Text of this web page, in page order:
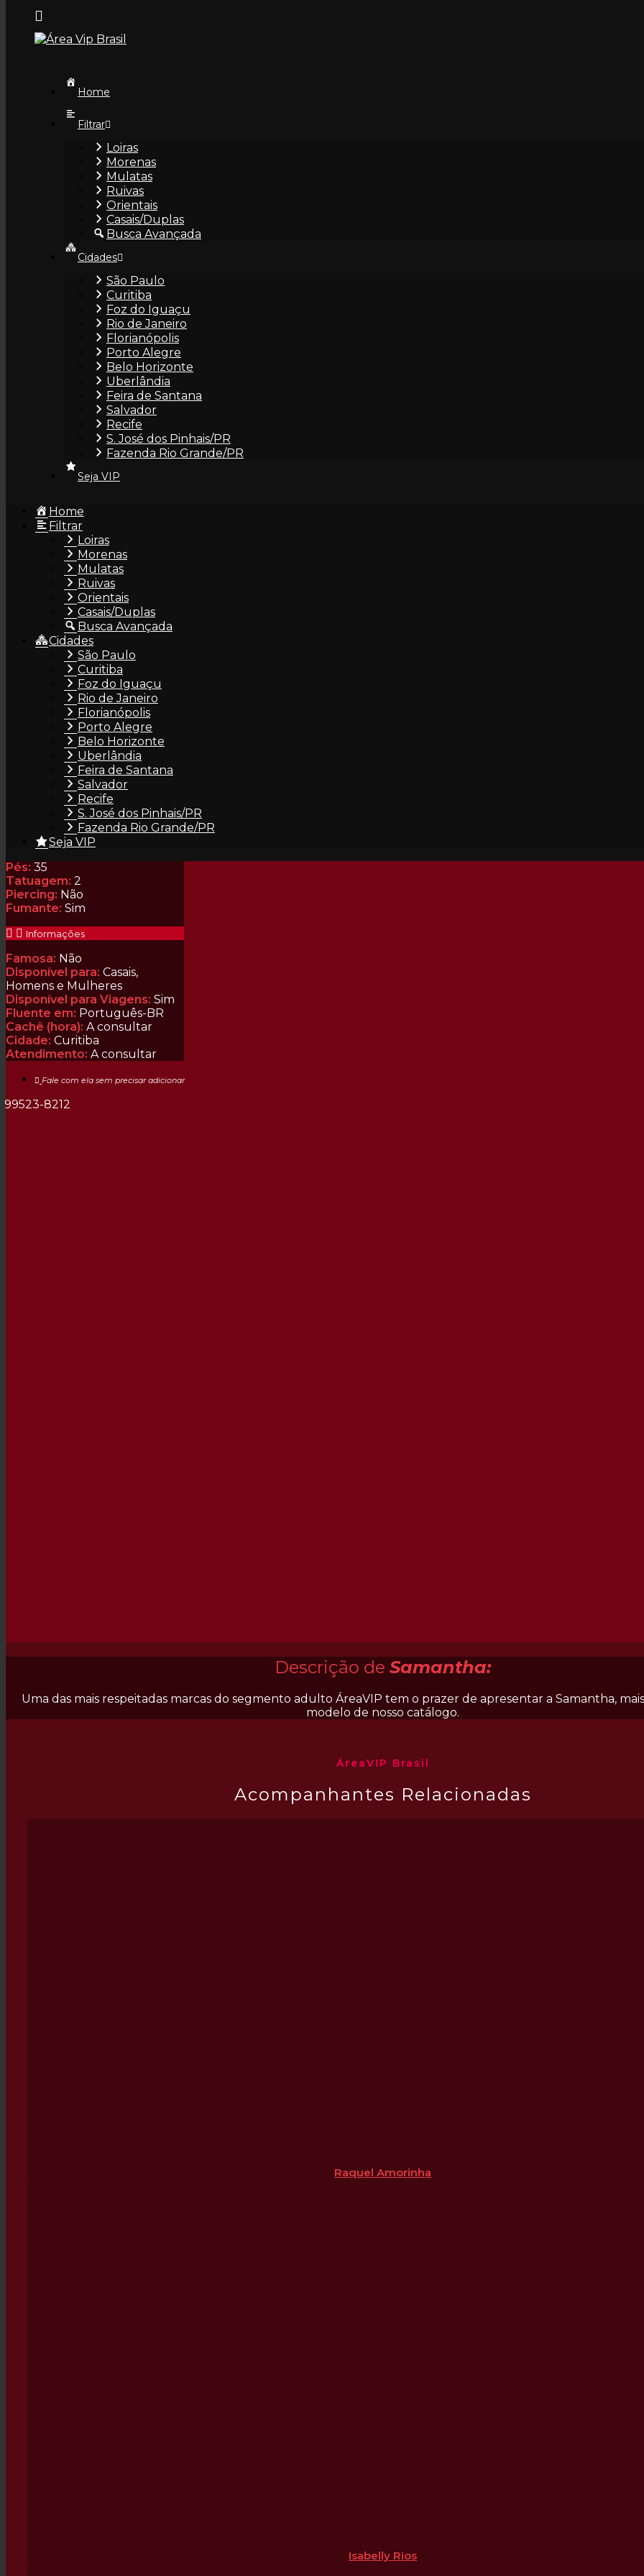
Skip to content
Home
Filtrar
Loiras
Morenas
Mulatas
Ruivas
Orientais
Casais/Duplas
Busca Avançada
Cidades
São Paulo
Curitiba
Foz do Iguaçu
Rio de Janeiro
Florianópolis
Porto Alegre
Belo Horizonte
Uberlândia
Feira de Santana
Salvador
Recife
S. José dos Pinhais/PR
Fazenda Rio Grande/PR
Seja VIP
Home
Filtrar
Loiras
Morenas
Mulatas
Ruivas
Orientais
Casais/Duplas
Busca Avançada
Cidades
São Paulo
Curitiba
Foz do Iguaçu
Rio de Janeiro
Florianópolis
Porto Alegre
Belo Horizonte
Uberlândia
Feira de Santana
Salvador
Recife
S. José dos Pinhais/PR
Fazenda Rio Grande/PR
Seja VIP
Samantha
25 anos • Curitiba
41 99523-8212
Fale com ela sem
precisar adicionar
Samantha
25 anos • Curitiba
Previous
Mulata
25 anos
1,57m
Cor dos Olhos:Pretos
Manequim:36
59kg
Seios:Médios
Pés: 35
Tatuagem: 2
Piercing: Não
Fumante: Sim
Informações
Famosa: Não
Disponível para: Casais,
Homens e Mulheres
Disponível para Viagens: Sim
Fluente em: Português-BR
Cachê (hora): A consultar
Cidade: Curitiba
Atendimento: A consultar
Fale com ela sem precisar adicionar
99523-8212
Next
Descrição deSamantha:
Uma das mais respeitadas marcas do segmento adulto ÁreaVIP tem o prazer de apresentar a Samantha,
modelo de nosso catálogo.
ÁreaVIP Brasil
Acompanhantes Relacionadas
Raquel Amorinha
Isabelly Rios